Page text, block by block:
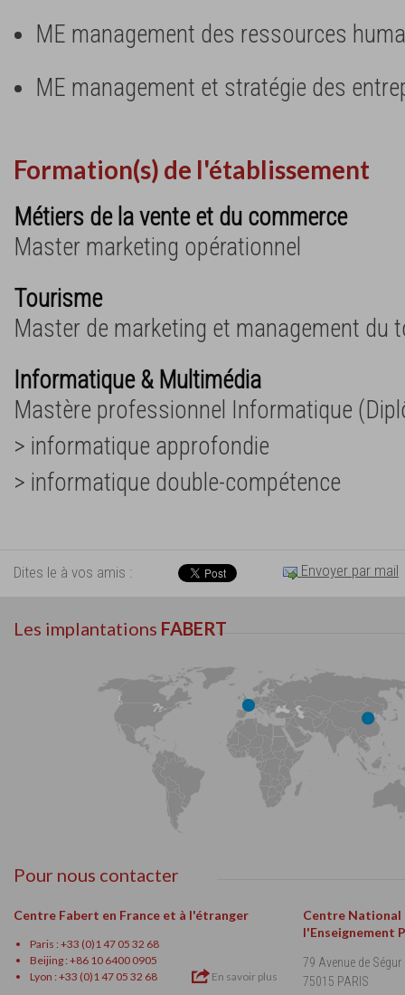
ME management des ressources
ME management et stratégie des
Formation(s) de l'établissement
Métiers de la vente et du commerce
Master marketing opérationnel
Tourisme
Master de marketing et management du
Informatique & Multimédia
Mastère professionnel Informatique
> informatique approfondie
> informatique double-compétence
Dites le à vos amis : Envoyer par mail
Les implantations FABERT
Pour nous contacter
Centre Fabert en France et à l'étranger
Paris : +33 (0)1 47 05 32 68
Beijing : +86 10 6400 0905
Lyon : +33 (0)1 47 05 32 68
En savoir plus
Centre National
l'Enseignement
79 Avenue de Ségur
75015 PARIS